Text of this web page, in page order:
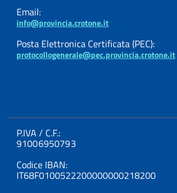
Email:
info@provincia.crotone.it
Posta Elettronica Certificata (PEC):
protocollogenerale@pec.provincia.crotone.it
P.IVA / C.F.:
91006950793
Codice IBAN:
IT68F0100522200000000218200